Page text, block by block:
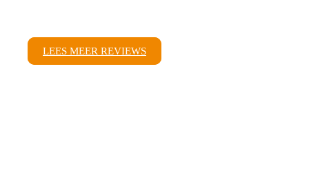
LEES MEER REVIEWS